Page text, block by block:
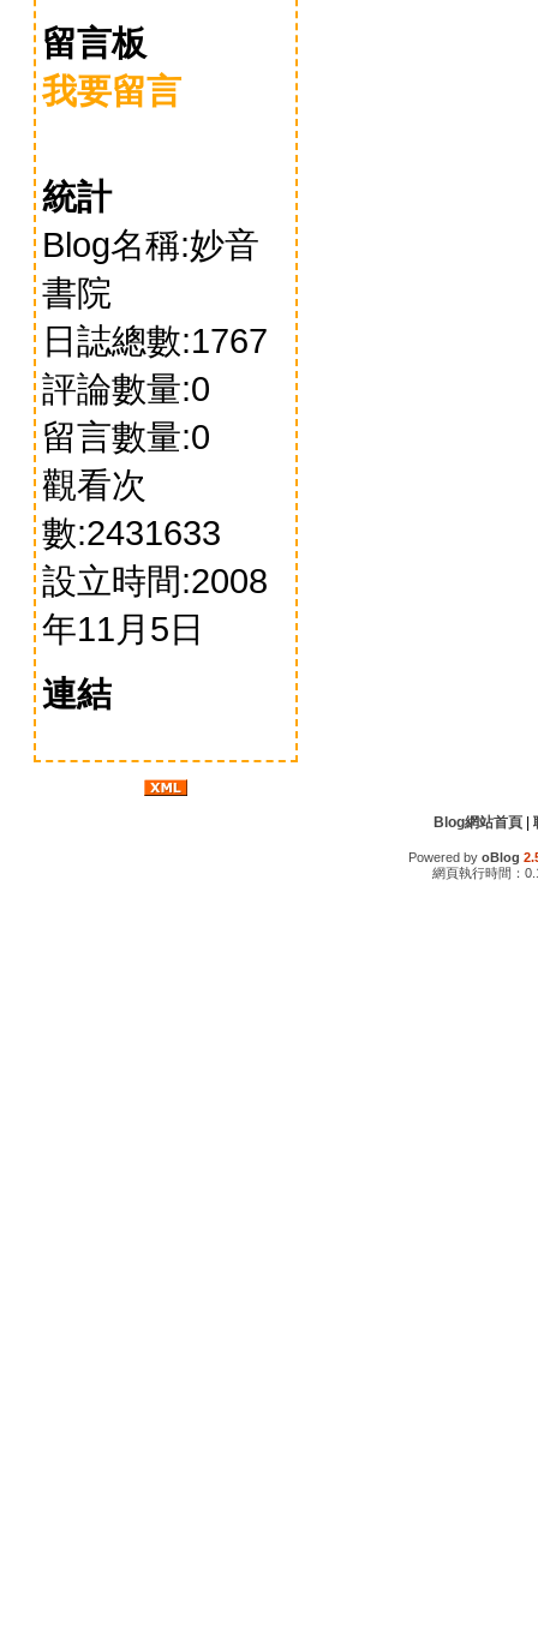
留言板
我要留言
統計
Blog名稱:妙音
書院
日誌總數:1767
評論數量:0
留言數量:0
觀看次
數:2431633
設立時間:2008
年11月5日
連結
Blog網站首頁|
Powered by oBlog
網頁執行時間：